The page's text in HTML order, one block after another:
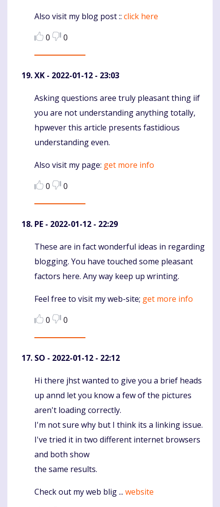
Also visit my blog post :: click here
0
0
XK - 2022-01-12 - 23:03
Komentaras
Asking questions aree truly pleasant thing iif
you are not understanding anything totally,
hpwever this article presents fastidious
understanding even.
Also visit my page: get more info
0
0
PE - 2022-01-12 - 22:29
Komentaras
These are in fact wonderful ideas in regarding
blogging. You have touched some pleasant
factors here. Any way keep up wrinting.
Feel free to visit my web-site; get more info
0
0
SO - 2022-01-12 - 22:12
Komentaras
Hi there jhst wanted to give you a brief heads
up annd let you know a few of the pictures
aren't loading correctly.
I'm not sure why but I think its a linking issue.
I've tried it in two different internet browsers
and both show
the same results.
Check out my web blig ... website